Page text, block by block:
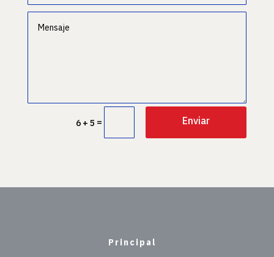
6 + 5 = Enviar
Principal